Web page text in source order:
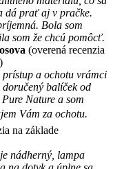
dá prať aj v pračke.
Bola som
som že chcú pomôcť.
(overená recenzia
a ochotu vrámci
balíček od
Nature a som
Vám za ochotu.
na základe
nádherný, lampa